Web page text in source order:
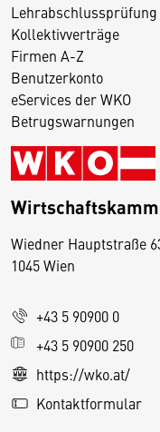
Kollektivverträge
Firmen A-Z
Benutzerkonto
eServices der WKO
Betrugswarnungen
Wiedner Hauptstraße
1045 Wien
+43 5 90900 0
+43 5 90900 250
https://wko.at/
Kontaktformular
D
s
e
S
e